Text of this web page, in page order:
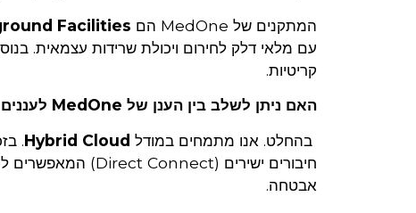
המתקנים של MedOne הם
Facilities
עם מלאי דלק לחירום ויכולת שרידות עצמאית.
קריטיות.
האם ניתן לשלב בין הענן של MedOne לעננים גלובליים?
בהחלט. אנו מתמחים במודל Hybrid Cloud
אבטחה.